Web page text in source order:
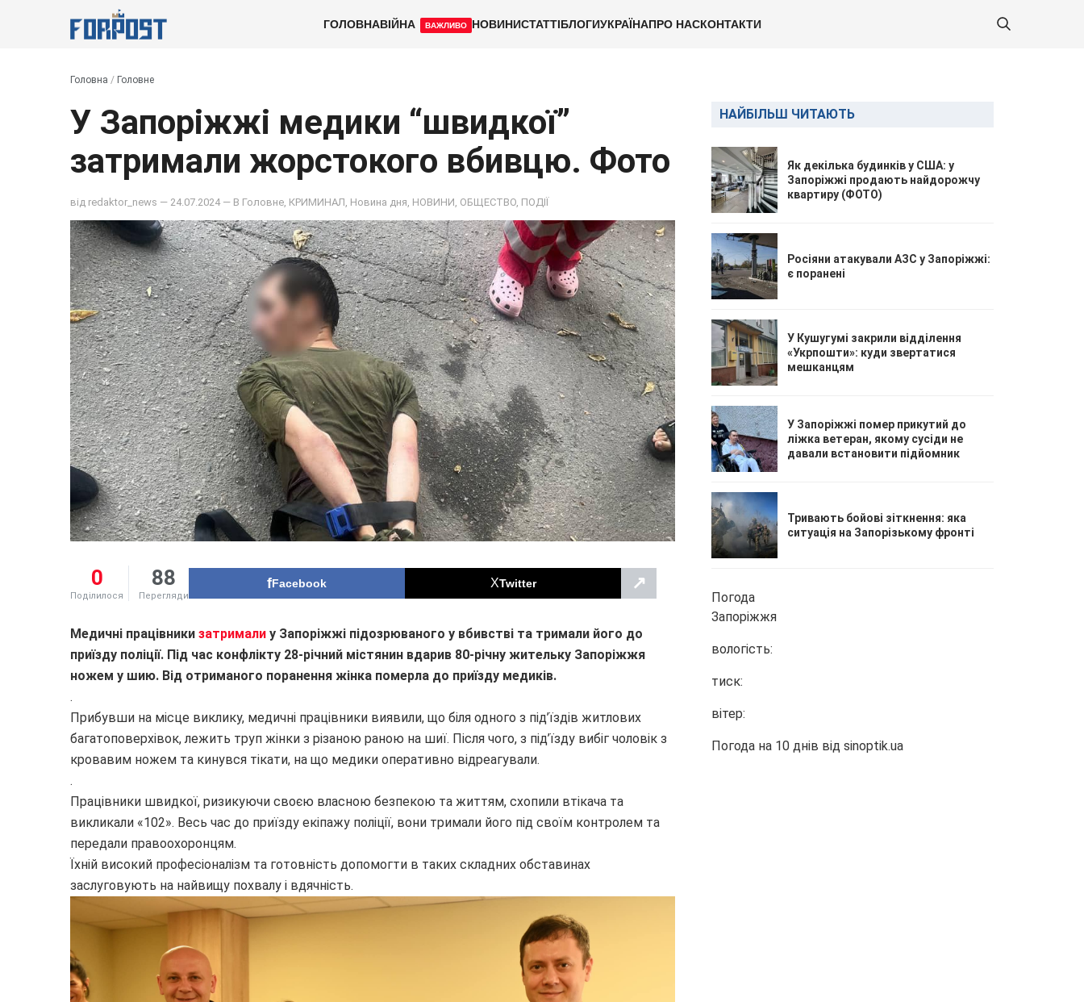
ГОЛОВНАВІЙНА ВАЖЛИВО НОВИНИСТАТТІБЛОГИУКРАЇНАПРО НАСКОНТАКТИ
Головна / Головне
У Запоріжжі медики “швидкої”
затримали жорстокого вбивцю. Фото
від redaktor_news — 24.07.2024 — В Головне КРИМИНАЛ Новина дня НОВИНИ ОБЩЕСТВО ПОДІЇ
0
Поділилося
88
Перегляди
Facebook Twitter ↗
Медичні працівники затримали у Запоріжжі підозрюваного у вбивстві та тримали його до
приїзду поліції. Під час конфлікту 28-річний містянин вдарив 80-річну жительку Запоріжжя
ножем у шию. Від отриманого поранення жінка померла до приїзду медиків.
.
Прибувши на місце виклику, медичні працівники виявили, що біля одного з під’їздів житлових
багатоповерхівок, лежить труп жінки з різаною раною на шиї. Після чого, з під’їзду вибіг чоловік з
кровавим ножем та кинувся тікати, на що медики оперативно відреагували.
.
Працівники швидкої, ризикуючи своєю власною безпекою та життям, схопили втікача та
викликали «102». Весь час до приїзду екіпажу поліції, вони тримали його під своїм контролем та
передали правоохоронцям.
Їхній високий професіоналізм та готовність допомогти в таких складних обставинах
заслуговують на найвищу похвалу і вдячність.
НАЙБІЛЬШ ЧИТАЮТЬ
Як декілька будинків у США: у
Запоріжжі продають найдорожчу
квартиру (ФОТО)
Росіяни атакували АЗС у Запоріжжі:
є поранені
У Кушугумі закрили відділення
«Укрпошти»: куди звертатися
мешканцям
У Запоріжжі помер прикутий до
ліжка ветеран, якому сусіди не
давали встановити підйомник
Тривають бойові зіткнення: яка
ситуація на Запорізькому фронті
Погода
Запоріжжя
вологість:
тиск:
вітер:
Погода на 10 днів від sinoptik.ua